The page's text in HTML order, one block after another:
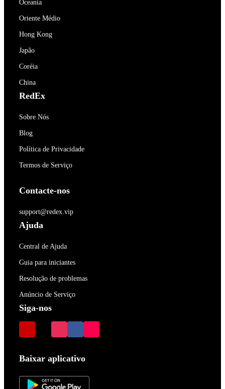
Oceania
Oriente Médio
Hong Kong
Japão
Coréia
China
RedEx
Sobre Nós
Blog
Política de Privacidade
Termos de Serviço
Contacte-nos
support@redex.vip
Ajuda
Central de Ajuda
Guia para iniciantes
Resolução de problemas
Anúncio de Serviço
Siga-nos
Baixar aplicativo